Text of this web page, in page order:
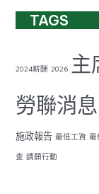
TAGS
2024薪酬 2026 主
勞聯消息
施政報告 最低工資 最
查 請願行動